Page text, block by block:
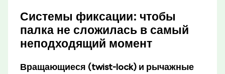
Системы фиксации: чтобы
палка не сложилась в самый
неподходящий момент
Вращающиеся (twist-lock) и рычажные